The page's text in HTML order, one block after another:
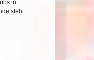
in
steht